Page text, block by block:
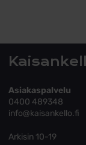
Asiakaspalvelu
0400 489348
info@kaisankello.fi
Arkisin 10-19